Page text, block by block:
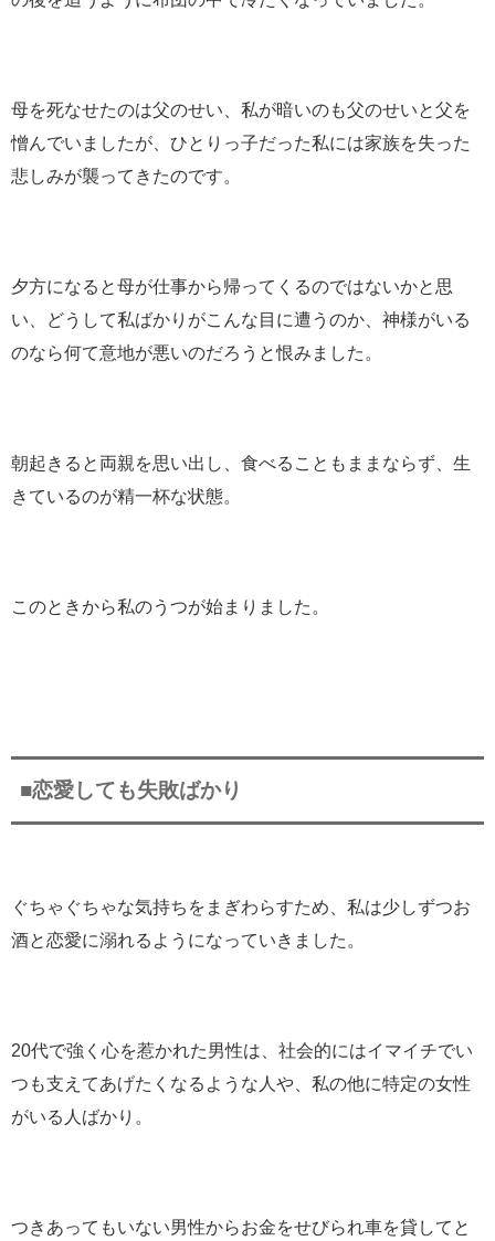
母を死なせたのは父のせい、私が暗いのも父のせいと父を
憎んでいましたが、ひとりっ子だった私には家族を失った
悲しみが襲ってきたのです。
夕方になると母が仕事から帰ってくるのではないかと思
い、どうして私ばかりがこんな目に遭うのか、神様がいる
のなら何て意地が悪いのだろうと恨みました。
朝起きると両親を思い出し、食べることもままならず、生
きているのが精一杯な状態。
このときから私のうつが始まりました。
■恋愛しても失敗ばかり
ぐちゃぐちゃな気持ちをまぎわらすため、私は少しずつお
酒と恋愛に溺れるようになっていきました。
20代で強く心を惹かれた男性は、社会的にはイマイチでい
つも支えてあげたくなるような人や、私の他に特定の女性
がいる人ばかり。
つきあってもいない男性からお金をせびられ車を貸してと